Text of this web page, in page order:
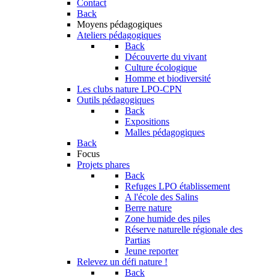
Contact
Back
Moyens pédagogiques
Ateliers pédagogiques
Back
Découverte du vivant
Culture écologique
Homme et biodiversité
Les clubs nature LPO-CPN
Outils pédagogiques
Back
Expositions
Malles pédagogiques
Back
Focus
Projets phares
Back
Refuges LPO établissement
A l'école des Salins
Berre nature
Zone humide des piles
Réserve naturelle régionale des
Partias
Jeune reporter
Relevez un défi nature !
Back